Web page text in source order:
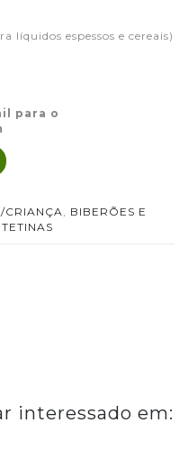
líquidos espessos e cereais)
para o
CRIANÇA
BIBERÕES E
interessado em: